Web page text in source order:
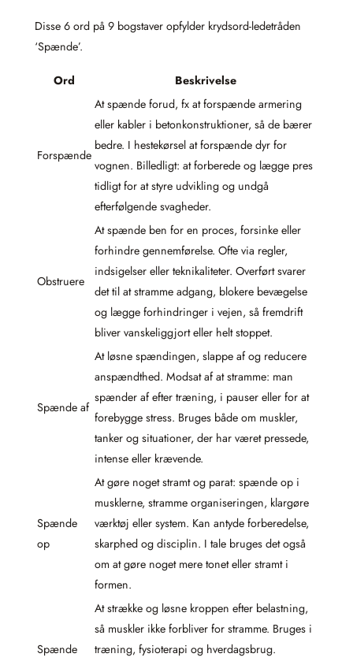
Disse 6 ord på 9 bogstaver opfylder krydsord-ledetråden
‘Spænde’.
Ord Beskrivelse
Forspænde
At spænde forud, fx at forspænde armering
eller kabler i betonkonstruktioner, så de bærer
bedre. I hestekørsel at forspænde dyr for
vognen. Billedligt: at forberede og lægge pres
tidligt for at styre udvikling og undgå
efterfølgende svagheder.
Obstruere
At spænde ben for en proces, forsinke eller
forhindre gennemførelse. Ofte via regler,
indsigelser eller teknikaliteter. Overført svarer
det til at stramme adgang, blokere bevægelse
og lægge forhindringer i vejen, så fremdrift
bliver vanskeliggjort eller helt stoppet.
Spænde af
At løsne spændingen, slappe af og reducere
anspændthed. Modsat af at stramme: man
spænder af efter træning, i pauser eller for at
forebygge stress. Bruges både om muskler,
tanker og situationer, der har været pressede,
intense eller krævende.
Spænde
op
At gøre noget stramt og parat: spænde op i
musklerne, stramme organiseringen, klargøre
værktøj eller system. Kan antyde forberedelse,
skarphed og disciplin. I tale bruges det også
om at gøre noget mere tonet eller stramt i
formen.
Spænde
At strække og løsne kroppen efter belastning,
så muskler ikke forbliver for stramme. Bruges i
træning, fysioterapi og hverdagsbrug.